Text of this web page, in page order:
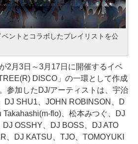
ントとコラボしたプレイリストを公
2月3日～3月17日に開催するイベ
DISCO」の一環として作成
参加したDJ/アーティストは、宇治
DJ SHU1、JOHN ROBINSON、D
flo)、松本みつぐ、DJ
DJ OSSHY、DJ BOSS、DJ ATO
、DJ KATSU、TJO、TOMOYUKI